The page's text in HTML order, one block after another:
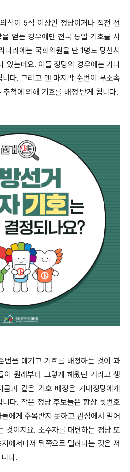
석이 5석 이상인 정당이거나 직전 선
얻는 경우에만 전국 통일 기호를 사
나라에는 국회의원을 단 1명도 당선시
있는데요. 이들 정당의 경우에는 가나
다. 그리고 맨 마지막 순번이 무소속
첨에 의해 기호를 배정 받게 됩니다.
번을 매기고 기호를 배정하는 것이 과
이 원래부터 그렇게 해왔던 거라고 생
금과 같은 기호 배정은 거대정당에게
다. 작은 정당 후보들은 항상 뒷번호
에게 주목받지 못하고 관심에서 멀어
것이지요. 소수자를 대변하는 정당 또
에서마저 뒤쪽으로 밀려나는 것은 저
다.